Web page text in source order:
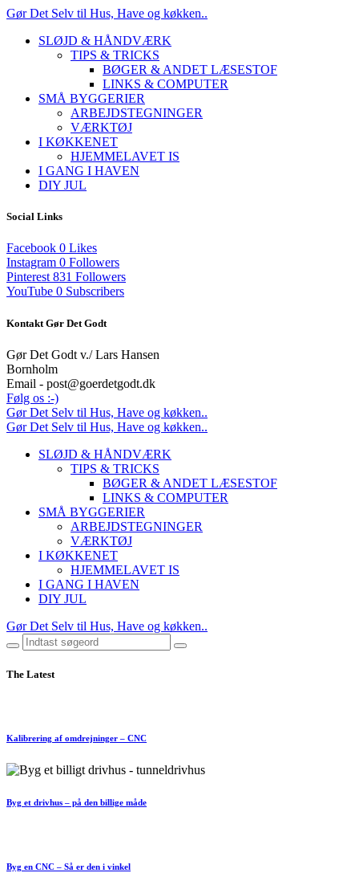
Gør Det Selv til Hus, Have og køkken..
SLØJD & HÅNDVÆRK
TIPS & TRICKS
BØGER & ANDET LÆSESTOF
LINKS & COMPUTER
SMÅ BYGGERIER
ARBEJDSTEGNINGER
VÆRKTØJ
I KØKKENET
HJEMMELAVET IS
I GANG I HAVEN
DIY JUL
Social Links
Facebook 0 Likes
Instagram 0 Followers
Pinterest 831 Followers
YouTube 0 Subscribers
Kontakt Gør Det Godt
Gør Det Godt v./ Lars Hansen
Bornholm
Email - post@goerdetgodt.dk
Følg os :-)
Gør Det Selv til Hus, Have og køkken..
Gør Det Selv til Hus, Have og køkken..
SLØJD & HÅNDVÆRK
TIPS & TRICKS
BØGER & ANDET LÆSESTOF
LINKS & COMPUTER
SMÅ BYGGERIER
ARBEJDSTEGNINGER
VÆRKTØJ
I KØKKENET
HJEMMELAVET IS
I GANG I HAVEN
DIY JUL
Gør Det Selv til Hus, Have og køkken..
The Latest
Kalibrering af omdrejninger – CNC
Byg et drivhus – på den billige måde
Byg en CNC – Så er den i vinkel